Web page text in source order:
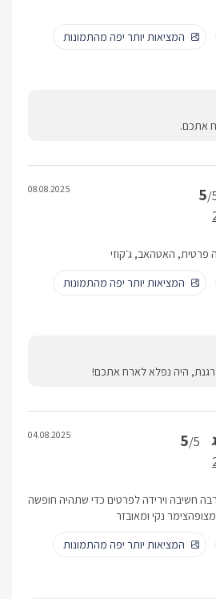
המציאות יותר יפה מהתמונות
אתכם.
5/
08.08.2025
פרטית, האטהאב, ג׳קוזי
המציאות יותר יפה מהתמונות
היה נפלא לארח אתכם!
5/5
04.08.2025
חשיבה וירידה לפרטים כדי שתהיה חופשה
נקי ומאובזר
המציאות יותר יפה מהתמונות